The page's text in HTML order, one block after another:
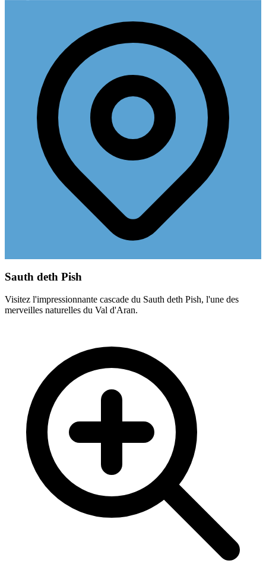
Sauth deth Pish
Visitez l'impressionnante cascade du Sauth deth Pish, l'une des
merveilles naturelles du Val d'Aran.